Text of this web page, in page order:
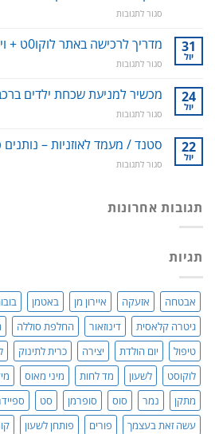
שיניים,
וחלל
–
עששת,
דלקות
סגור לתגובותעל
אפימדיום:
כל
מה
לדעת!
טבעי
/
בעיות
תערובת
צמחים
31
יול
מדריך לרכישה באתר לוקו0ט + וידאו
סגור לתגובותעל
לרכישה
באתר
וידאו
24
יול
מכשיר למניעת שכחת ילדים
סגור לתגובותעל
למניעת
שכחת
ילדים
גאוני
22
יול
סטנד / מעמד לאוזניות –
סגור לתגובותעל
מעמדתגובות אחרונות
תגיות
אבטחה אזעקה איירון מן באטמן
גיטרה קלאסית
דינוזאור החלפת סוללה
טיפול
יום הולדת יצירה כרית לתינוק
לוקוסט
לשעון מד לחות מיני מאוס
מתקן
נמר סוס סופרמן סט
עשה זאת בעצמך
פורים פותחן לשעון